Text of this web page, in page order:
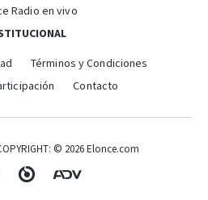
Radio en vivo
Términos y Condiciones
Contacto
© 2026 Elonce.com